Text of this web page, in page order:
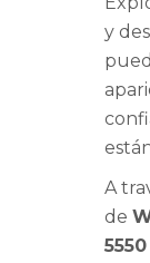
y
A
de
5550